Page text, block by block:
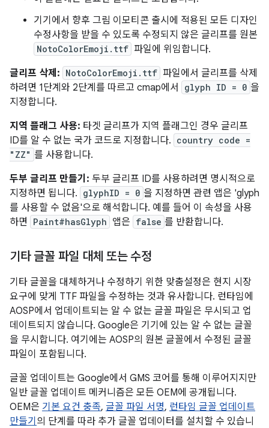
기기에서 향후 그림 이모티콘 출시에 적용된 모든 디자인
수정사항을 받을 수 있도록 수정되지 않은 글리프를 원본
NotoColorEmoji.ttf 파일에 위임합니다.
글리프 삭제: NotoColorEmoji.ttf 파일에서 글리프를 삭제
하려면 1단계와 2단계를 따르고 cmap에서
glyph ID = 0 을
지정합니다.
지역 플래그 사용: 타겟 글리프가 지역 플래그인 경우 글리프
ID를 알 수 없는 국가 코드로 지정합니다. country code =
"ZZ" 를 사용합니다.
두부 글리프 만들기: 두부 글리프 ID를 사용하려면 명시적으로
지정하면 됩니다. glyphID = 0 을 지정하면 관련 앱은 'glyph
를 사용할 수 없음'으로 해석합니다. 예를 들어 이 속성을 사용
하면
Paint#hasGlyph 앱은 false 를 반환합니다.
기타 글꼴 파일 대체 또는 수정
기타 글꼴을 대체하거나 수정하기 위한 맞춤설정은 현지 시장
요구에 맞게 TTF 파일을 수정하는 것과 유사합니다. 런타임에
AOSP에서 업데이트되는 알 수 없는 글꼴 파일은 무시되고 업
데이트되지 않습니다. Google은 기기에 있는 알 수 없는 글꼴
을 무시합니다. 여기에는 AOSP의 원본 글꼴에서 수정된 글꼴
파일이 포함됩니다.
글꼴 업데이트는 Google에서 GMS 코어를 통해 이루어지지만
일반 글꼴 업데이트 메커니즘은 모든 OEM에 공개됩니다.
OEM은 기본 요건 충족, 글꼴 파일 서명, 런타임 글꼴 업데이트
만들기 의 단계를 따라 추가 글꼴 업데이터를 설치할 수 있습니